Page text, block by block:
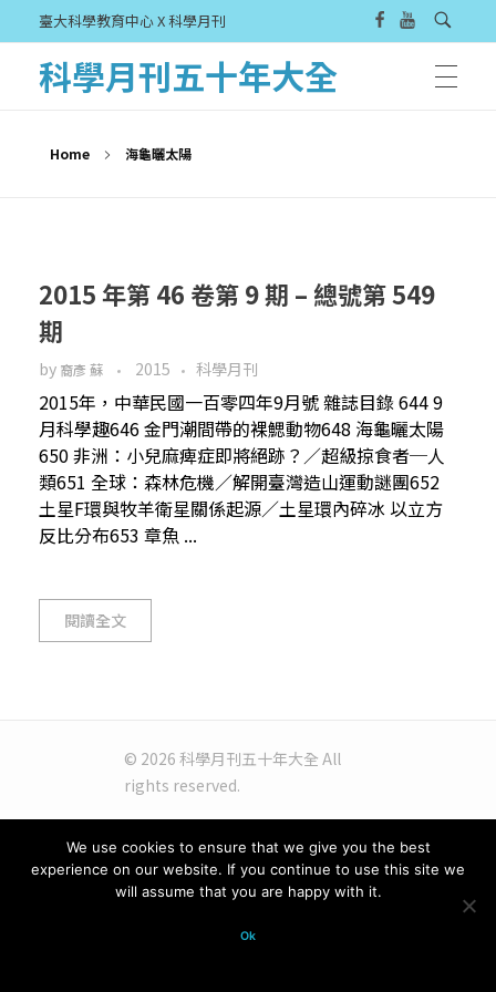
臺大科學教育中心 X 科學月刊
科學月刊五十年大全
Home 海龜曬太陽
2015 年第 46 卷第 9 期 – 總號第 549
期
by 裔彥 蘇 2015 科學月刊
2015年，中華民國一百零四年9月號 雜誌目錄 644 9
月科學趣646 金門潮間帶的裸鰓動物648 海龜曬太陽
650 非洲：小兒麻痺症即將絕跡？／超級掠食者─人
類651 全球：森林危機／解開臺灣造山運動謎團652
土星F環與牧羊衛星關係起源／土星環內碎冰 以立方
反比分布653 章魚 ...
閱讀全文
© 2026 科學月刊五十年大全 All
rights reserved.
We use cookies to ensure that we give you the best
experience on our website. If you continue to use this site we
will assume that you are happy with it.
Ok